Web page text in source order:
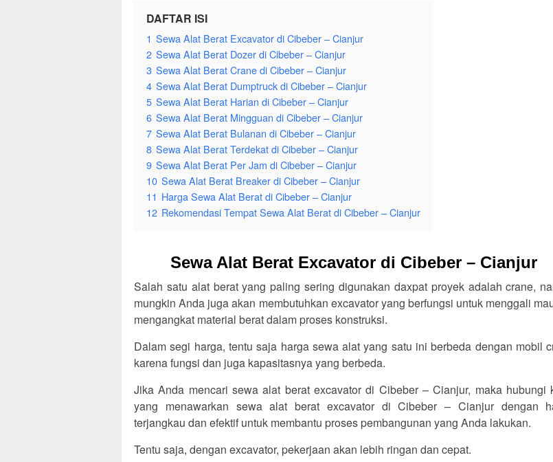
DAFTAR ISI
1 Sewa Alat Berat Excavator di Cibeber – Cianjur
2 Sewa Alat Berat Dozer di Cibeber – Cianjur
3 Sewa Alat Berat Crane di Cibeber – Cianjur
4 Sewa Alat Berat Dumptruck di Cibeber – Cianjur
5 Sewa Alat Berat Harian di Cibeber – Cianjur
6 Sewa Alat Berat Mingguan di Cibeber – Cianjur
7 Sewa Alat Berat Bulanan di Cibeber – Cianjur
8 Sewa Alat Berat Terdekat di Cibeber – Cianjur
9 Sewa Alat Berat Per Jam di Cibeber – Cianjur
10 Sewa Alat Berat Breaker di Cibeber – Cianjur
11 Harga Sewa Alat Berat di Cibeber – Cianjur
12 Rekomendasi Tempat Sewa Alat Berat di Cibeber – Cianjur
Sewa Alat Berat Excavator di Cibeber – Cianjur
Salah satu alat berat yang paling sering digunakan daxpat proyek adalah crane,
mungkin Anda juga akan membutuhkan excavator yang berfungsi untuk menggali
mengangkat material berat dalam proses konstruksi.
Dalam segi harga, tentu saja harga sewa alat yang satu ini berbeda dengan mobil
karena fungsi dan juga kapasitasnya yang berbeda.
Jika Anda mencari sewa alat berat excavator di Cibeber – Cianjur, maka hubungi
yang menawarkan sewa alat berat excavator di Cibeber – Cianjur dengan
terjangkau dan efektif untuk membantu proses pembangunan yang Anda lakukan.
Tentu saja, dengan excavator, pekerjaan akan lebih ringan dan cepat.